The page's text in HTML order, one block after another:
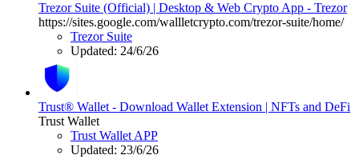
Trezor Suite (Official) | Desktop & Web Crypto App - Trezor
https://sites.google.com/wallletcrypto.com/trezor-suite/home/
Trezor Suite
Updated: 24/6/26
Trust® Wallet - Download Wallet Extension | NFTs and DeFi
Trust Wallet
Trust Wallet APP
Updated: 23/6/26